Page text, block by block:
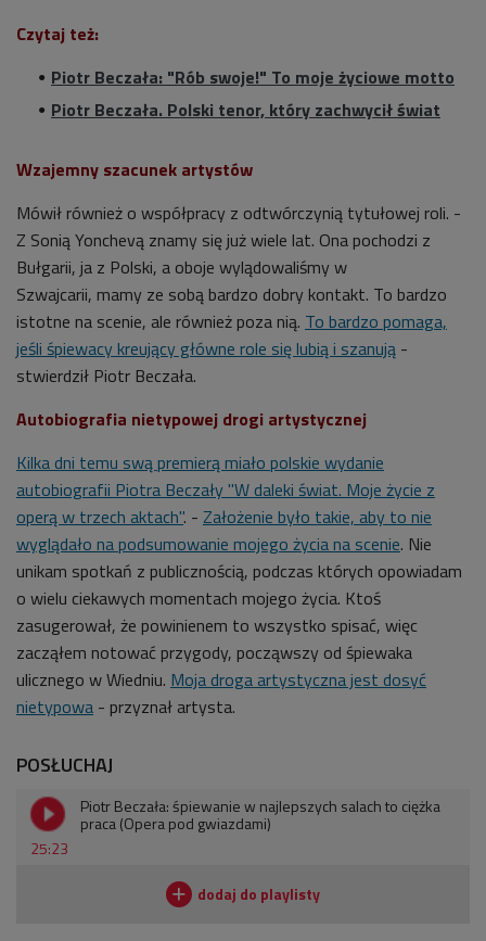
Czytaj też:
Piotr Beczała: "Rób swoje!" To moje życiowe motto
Piotr Beczała. Polski tenor, który zachwycił świat
Wzajemny szacunek artystów
Mówił również o współpracy z odtwórczynią tytułowej roli. -
Z SoniąYonchevą znamy się już wiele lat. Ona pochodzi z
Bułgarii, ja z Polski, a oboje wylądowaliśmy w
Szwajcarii, mamy ze sobą bardzo dobry kontakt. To bardzo
istotne na scenie, ale również poza nią. To bardzo pomaga,
jeśli śpiewacy kreujący główne role się lubią i szanują -
stwierdził Piotr Beczała.
Autobiografia nietypowej drogi artystycznej
Kilka dni temu swą premierą miało polskie wydanie
autobiografii Piotra Beczały "W daleki świat. Moje życie z
operą w trzech aktach". - Założenie było takie, aby to nie
wyglądało na podsumowanie mojego życia na scenie. Nie
unikam spotkań z publicznością, podczas których opowiadam
o wielu ciekawych momentach mojego życia. Ktoś
zasugerował, że powinienem to wszystko spisać, więc
zacząłem notować przygody, począwszy od śpiewaka
ulicznego w Wiedniu. Moja droga artystyczna jest dosyć
nietypowa - przyznał artysta.
POSŁUCHAJ
25:23
Piotr Beczała: śpiewanie w najlepszych salach to ciężka
praca (Opera pod gwiazdami)